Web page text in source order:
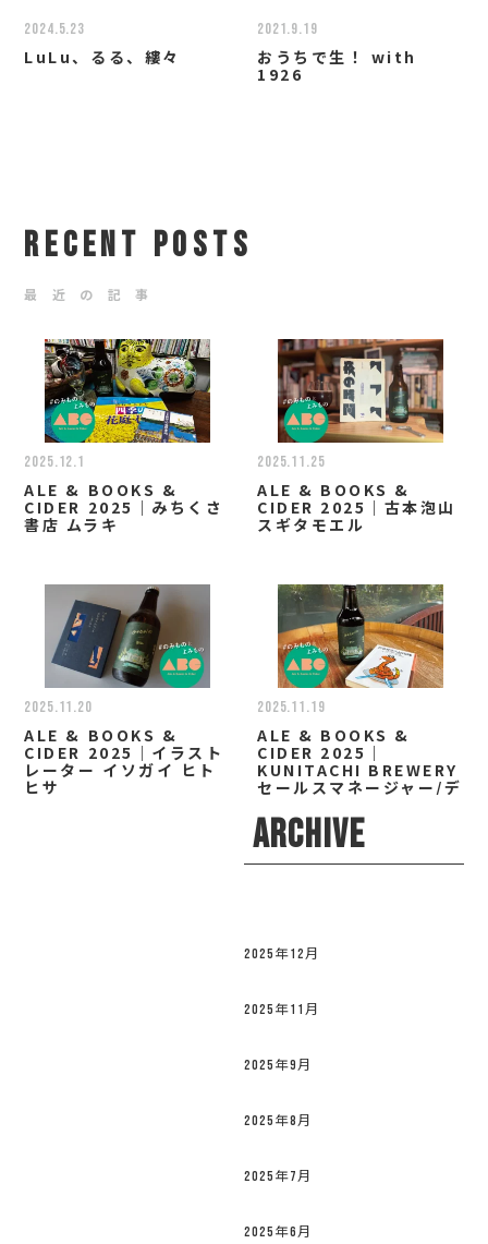
2024.5.23
LuLu、るる、縷々
2021.9.19
おうちで生！ with
1926
RECENT POSTS
最 近 の 記 事
2025.12.1
ALE & BOOKS &
CIDER 2025｜みちくさ
書店 ムラキ
2025.11.25
ALE & BOOKS &
CIDER 2025｜古本泡山
スギタモエル
2025.11.20
ALE & BOOKS &
CIDER 2025｜イラスト
レーター イソガイ ヒト
ヒサ
2025.11.19
ALE & BOOKS &
CIDER 2025｜
KUNITACHI BREWERY
セールスマネージャー/デ
ARCHIVE
2025年12月
2025年11月
2025年9月
2025年8月
2025年7月
2025年6月